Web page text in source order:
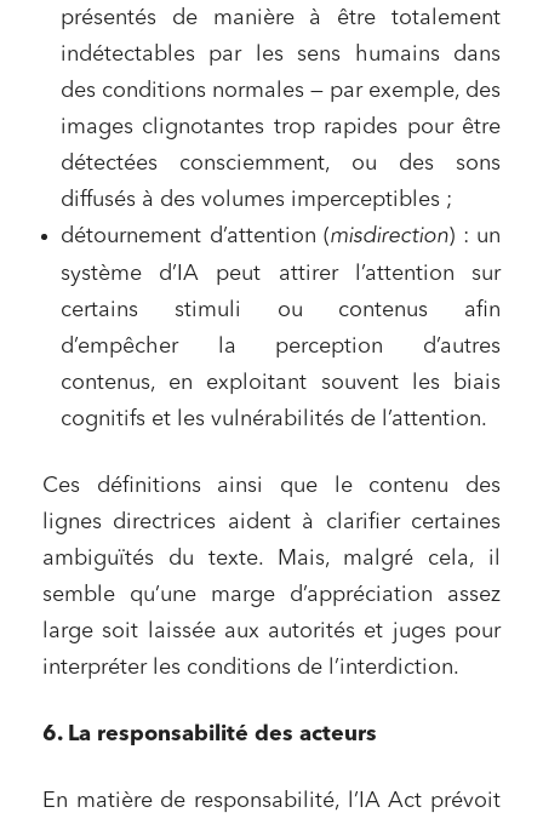
présentés de manière à être totalement
indétectables par les sens humains dans
des conditions normales — par exemple, des
images clignotantes trop rapides pour être
détectées consciemment, ou des sons
diffusés à des volumes imperceptibles ;
détournement d’attention (misdirection) : un
système d’IA peut attirer l’attention sur
certains stimuli ou contenus afin
d’empêcher la perception d’autres
contenus, en exploitant souvent les biais
cognitifs et les vulnérabilités de l’attention.
Ces définitions ainsi que le contenu des
lignes directrices aident à clarifier certaines
ambiguïtés du texte. Mais, malgré cela, il
semble qu’une marge d’appréciation assez
large soit laissée aux autorités et juges pour
interpréter les conditions de l’interdiction.
6. La responsabilité des acteurs
En matière de responsabilité, l’IA Act prévoit